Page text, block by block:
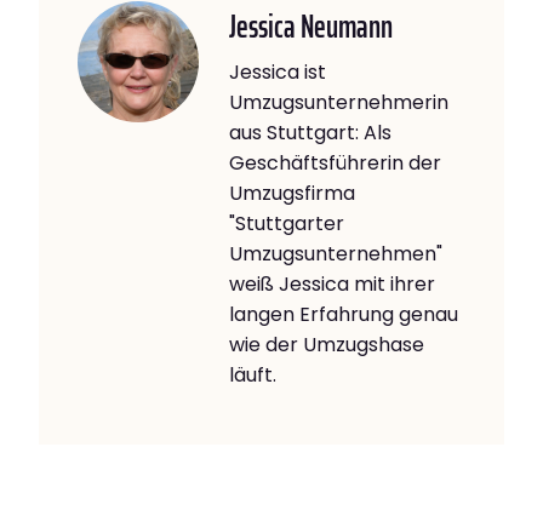
Jessica Neumann
Jessica ist
Umzugsunternehmerin
aus Stuttgart: Als
Geschäftsführerin der
Umzugsfirma
"Stuttgarter
Umzugsunternehmen"
weiß Jessica mit ihrer
langen Erfahrung genau
wie der Umzugshase
läuft.